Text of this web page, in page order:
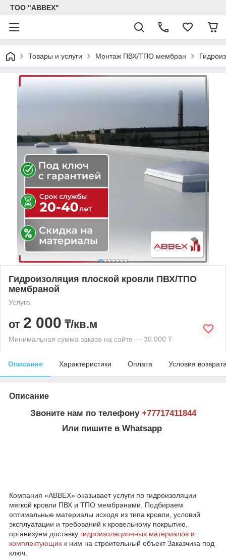
ТОО "ABBEX"
Товары и услуги Монтаж ПВХ/ТПО мембран
Гидроизоляция плоской кровли ПВХ/ТПО
мембраной
Услуга
от 2 000 ₸/кв.м
Минимальная сумма заказа на сайте — 30 000 ₸
Описание Характеристики Оплата Условия
Описание
Звоните нам по телефону +77717411844
Или пишите в Whatsapp
Компания «ABBEX» оказывает услуги по гидроизоляции
мягкой кровли ПВХ и ТПО мембранами. Подбираем
оптимальные материалы исходя из типа кровли, условий
эксплуатации и требований к кровельному покрытию,
организуем доставку гидроизоляционных материалов и
комплектующих к ним на строительный объект Заказчика под
ключ.